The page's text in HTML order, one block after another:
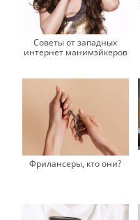
Советы от западных
интернет манимэйкеров
Фрилансеры, кто они?